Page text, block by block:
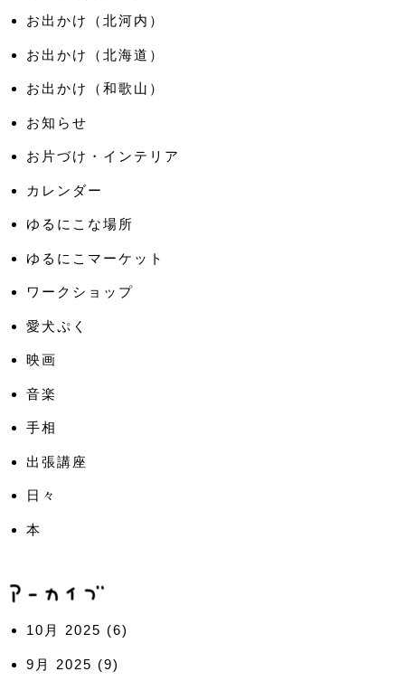
お出かけ（北河内）
お出かけ（北海道）
お出かけ（和歌山）
お知らせ
お片づけ・インテリア
カレンダー
ゆるにこな場所
ゆるにこマーケット
ワークショップ
愛犬ぷく
映画
音楽
手相
出張講座
日々
本
10月 2025 (6)
9月 2025 (9)